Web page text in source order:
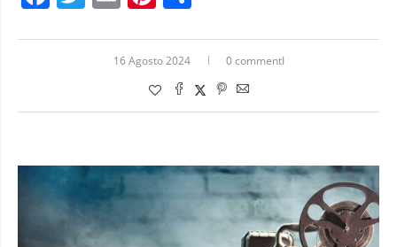
16 Agosto 2024 0 commentI